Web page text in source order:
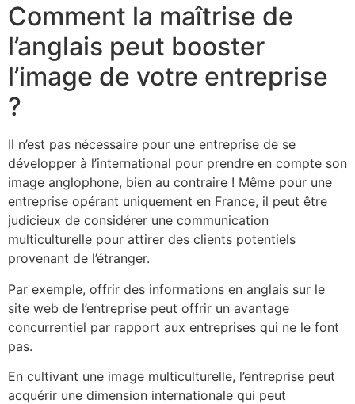
Comment la maîtrise de
l’anglais peut booster
l’image de votre entreprise
?
Il n’est pas nécessaire pour une entreprise de se
développer à l’international pour prendre en compte son
image anglophone, bien au contraire ! Même pour une
entreprise opérant uniquement en France, il peut être
judicieux de considérer une communication
multiculturelle pour attirer des clients potentiels
provenant de l’étranger.
Par exemple, offrir des informations en anglais sur le
site web de l’entreprise peut offrir un avantage
concurrentiel par rapport aux entreprises qui ne le font
pas.
En cultivant une image multiculturelle, l’entreprise peut
acquérir une dimension internationale qui peut